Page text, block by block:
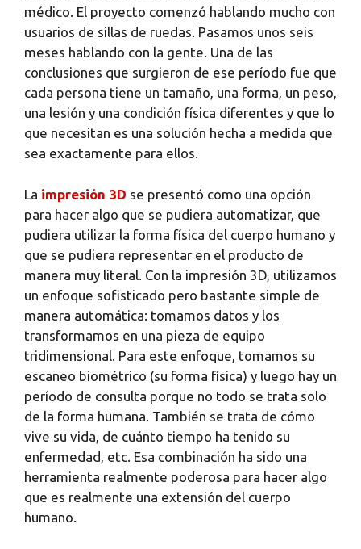
médico. El proyecto comenzó hablando mucho con
usuarios de sillas de ruedas. Pasamos unos seis
meses hablando con la gente. Una de las
conclusiones que surgieron de ese período fue que
cada persona tiene un tamaño, una forma, un peso,
una lesión y una condición física diferentes y que lo
que necesitan es una solución hecha a medida que
sea exactamente para ellos.
La impresión 3D se presentó como una opción
para hacer algo que se pudiera automatizar, que
pudiera utilizar la forma física del cuerpo humano y
que se pudiera representar en el producto de
manera muy literal. Con la impresión 3D, utilizamos
un enfoque sofisticado pero bastante simple de
manera automática: tomamos datos y los
transformamos en una pieza de equipo
tridimensional. Para este enfoque, tomamos su
escaneo biométrico (su forma física) y luego hay un
período de consulta porque no todo se trata solo
de la forma humana. También se trata de cómo
vive su vida, de cuánto tiempo ha tenido su
enfermedad, etc. Esa combinación ha sido una
herramienta realmente poderosa para hacer algo
que es realmente una extensión del cuerpo
humano.